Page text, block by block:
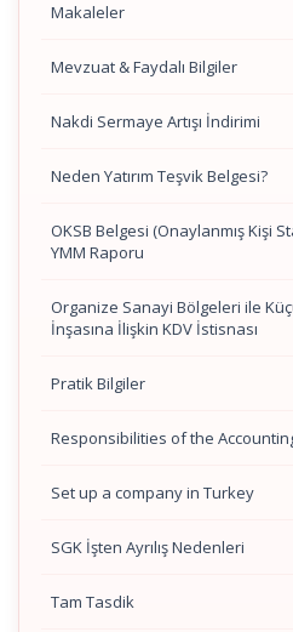
Makaleler
Mevzuat & Faydalı Bilgiler
Nakdi Sermaye Artışı İndirimi
Neden Yatırım Teşvik Belgesi?
OKSB Belgesi (Onaylanmış Kişi
YMM Raporu
Organize Sanayi Bölgeleri ile
İnşasına İlişkin KDV İstisnası
Pratik Bilgiler
Responsibilities of the
Set up a company in Turkey
SGK İşten Ayrılış Nedenleri
Tam Tasdik